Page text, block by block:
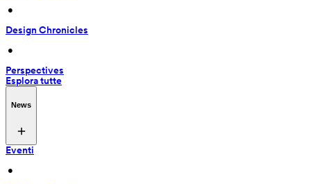
•
Design Chronicles
•
Perspectives
Esplora tutte
News
Eventi
•